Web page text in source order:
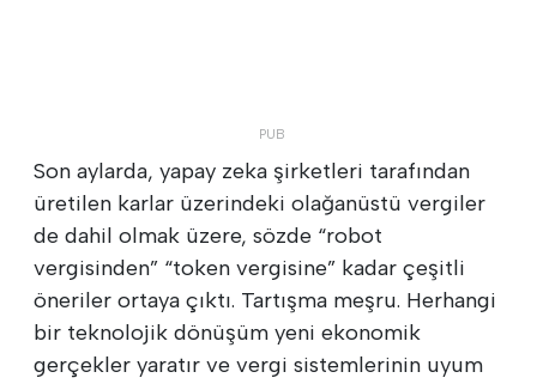
Son aylarda, yapay zeka şirketleri tarafından
üretilen karlar üzerindeki olağanüstü vergiler
de dahil olmak üzere, sözde “robot
vergisinden” “token vergisine” kadar çeşitli
öneriler ortaya çıktı. Tartışma meşru. Herhangi
bir teknolojik dönüşüm yeni ekonomik
gerçekler yaratır ve vergi sistemlerinin uyum